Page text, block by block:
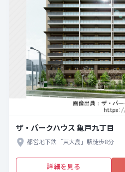
ザ・パークハウス 亀戸九丁目
都営地下鉄「東大島」駅徒歩8分
詳細を見る